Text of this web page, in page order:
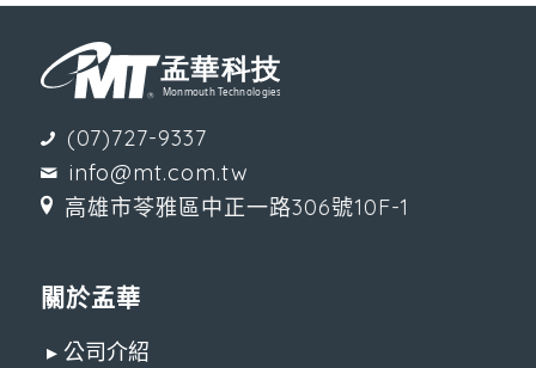
(07)727-9337
info@mt.com.tw
高雄市苓雅區中正一路306號10F-1
關於孟華
▸ 公司介紹